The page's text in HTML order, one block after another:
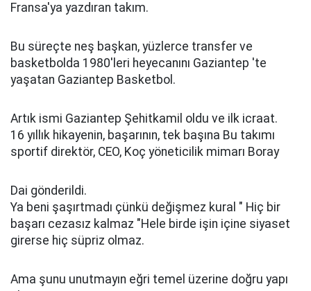
Fransa'ya yazdıran takım.
Bu süreçte neş başkan, yüzlerce transfer ve
basketbolda 1980'leri heyecanını Gaziantep 'te
yaşatan Gaziantep Basketbol.
Artık ismi Gaziantep Şehitkamil oldu ve ilk icraat.
16 yıllık hikayenin, başarının, tek başına Bu takımı
sportif direktör, CEO, Koç yöneticilik mimarı Boray
Dai gönderildi.
Ya beni şaşırtmadı çünkü değişmez kural " Hiç bir
başarı cezasız kalmaz "Hele birde işin içine siyaset
girerse hiç süpriz olmaz.
Ama şunu unutmayın eğri temel üzerine doğru yapı